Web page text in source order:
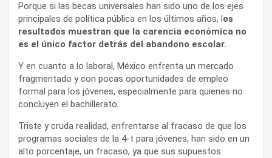
Porque si las becas universales han sido uno de los ejes
principales de política pública en los últimos años, los
resultados muestran que la carencia económica no
es el único factor detrás del abandono escolar.
Y en cuanto a lo laboral, México enfrenta un mercado
fragmentado y con pocas oportunidades de empleo
formal para los jóvenes, especialmente para quienes no
concluyen el bachillerato.
Triste y cruda realidad, enfrentarse al fracaso de que los
programas sociales de la 4-t para jóvenes, han sido en un
alto porcentaje, un fracaso, ya que sus supuestos